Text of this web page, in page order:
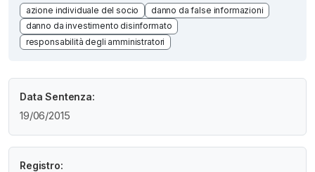
azione individuale del socio
danno da false informazioni
danno da investimento disinformato
responsabilità degli amministratori
Data Sentenza:
19/06/2015
Registro: